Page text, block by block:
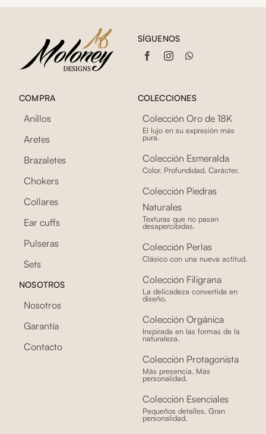
COMPRA
Anillos
Aretes
Brazaletes
Chokers
Collares
Ear cuffs
Pulseras
Sets
NOSOTROS
Nosotros
Garantía
Contacto
COLECCIONES
Colección Oro de 18K
El lujo en su expresión más
pura.
Colección Esmeralda
Color. Profundidad. Carácter.
Colección Piedras
Naturales
Texturas que no pasan
desapercibidas.
Colección Perlas
Clásico con una nueva actitud.
Colección Filigrana
La delicadeza convertida en
diseño.
Colección Orgánica
Inspirada en las formas de la
naturaleza.
Colección Protagonista
Más presencia. Más
personalidad.
Colección Esenciales
Pequeños detalles. Gran
personalidad.
SÍGUENOS